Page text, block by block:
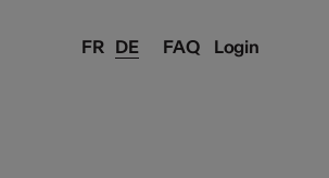
FAQ Login
FR DE